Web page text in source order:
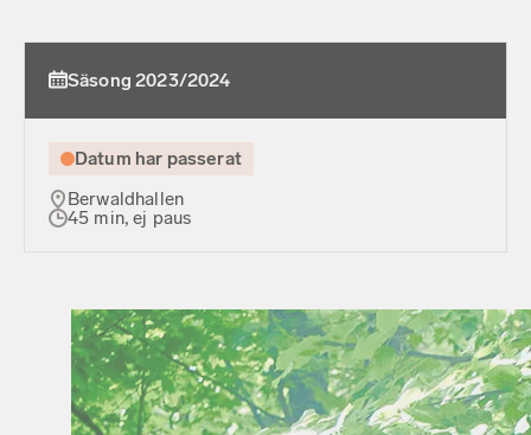
Säsong 2023/2024
Datum har passerat
Berwaldhallen
45 min, ej paus